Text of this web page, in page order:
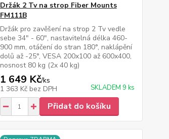
Držák 2 Tv na strop Fiber Mounts
FM111B
Držák pro zavěšení na strop 2 Tv vedle
sebe 34" - 60", nastavitelná délka 460-
900 mm, otáčení do stran 180°, naklápění
dolů až -25°, VESA 200x100 až 600x400,
nosnost 80 kg (2x 40 kg)
1 649 Kč/ks
1 363 Kč bez DPH SKLADEM 9 ks
Přidat do košíku